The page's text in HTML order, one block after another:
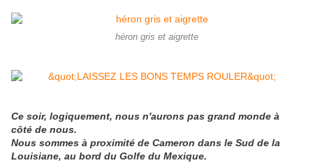
héron gris et aigrette
Ce soir, logiquement, nous n'aurons pas grand monde à
côté de nous.
Nous sommes à proximité de Cameron dans le Sud de la
Louisiane, au bord du Golfe du Mexique.